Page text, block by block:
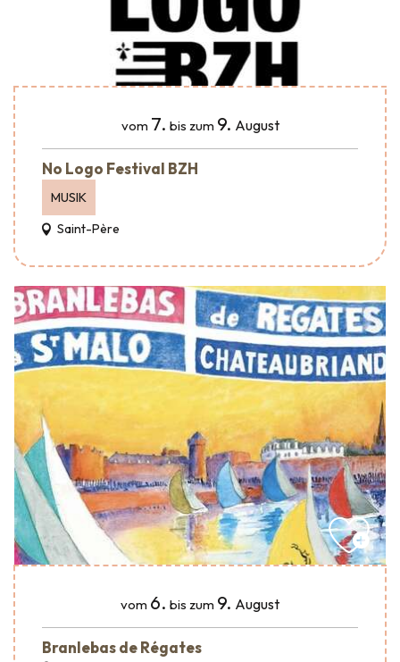
vom 7. bis zum 9. August
No Logo Festival BZH
MUSIK
Saint-Père
vom 6. bis zum 9. August
Branlebas de Régates